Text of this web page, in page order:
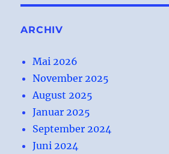
ARCHIV
Mai 2026
November 2025
August 2025
Januar 2025
September 2024
Juni 2024